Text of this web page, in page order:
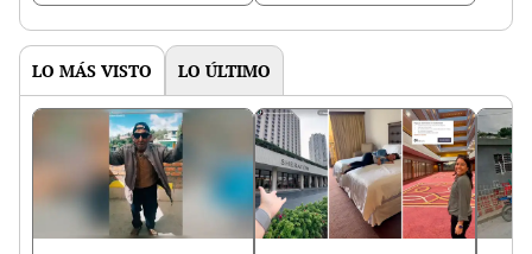
LO MÁS VISTO LO ÚLTIMO